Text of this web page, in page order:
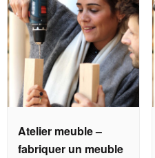
Atelier meuble –
fabriquer un meuble